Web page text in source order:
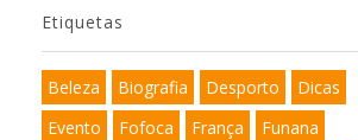
Etiquetas
Beleza Biografia Desporto
Dicas
Evento
Fofoca França
Funana